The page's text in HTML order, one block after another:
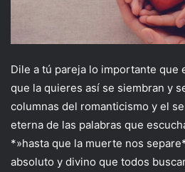
Dile a tú pareja lo importante que
que la quieres así se siembran y
columnas del romanticismo y el
eterna de las palabras que
*»hasta que la muerte nos
absoluto y divino que todos